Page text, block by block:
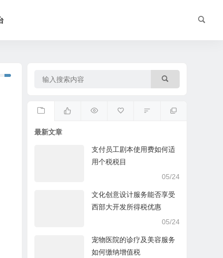
最新文章
支付员工剧本使用费如何适
用个税税目
05/24
文化创意设计服务能否享受
西部大开发所得税优惠
05/24
宠物医院的诊疗及美容服务
如何缴纳增值税